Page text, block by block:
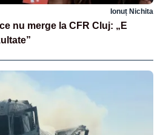
Ionuț Nichita
nu merge la CFR Cluj: „E